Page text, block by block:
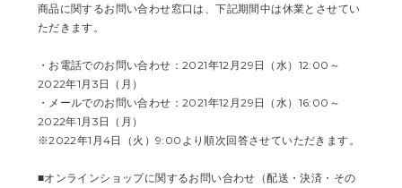
商品に関するお問い合わせ窓口は、下記期間中は休業とさせてい
ただきます。
・お電話でのお問い合わせ：2021年12月29日（水）12:00～
2022年1月3日（月）
・メールでのお問い合わせ：2021年12月29日（水）16:00～
2022年1月3日（月）
※2022年1月4日（火）9:00より順次回答させていただきます。
■オンラインショップに関するお問い合わせ（配送・決済・その